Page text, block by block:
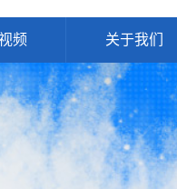
频 关于我们